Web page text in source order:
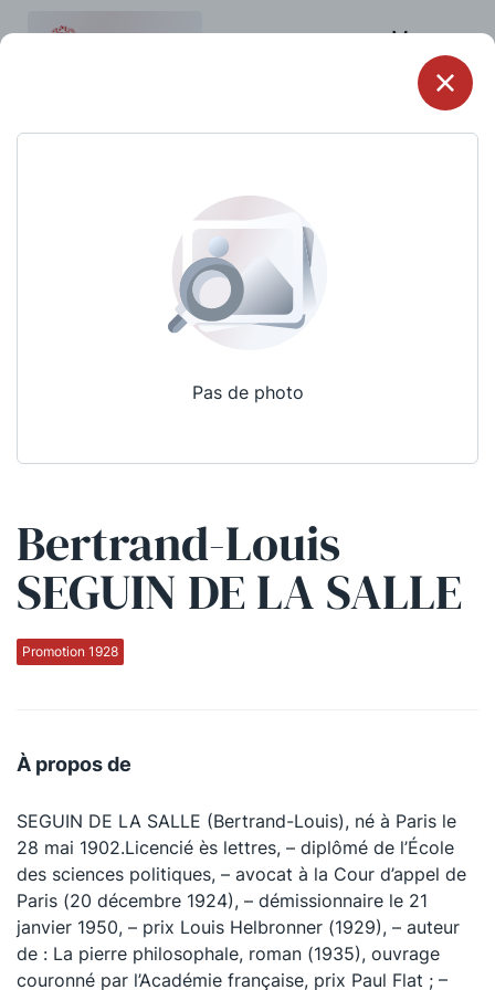
Menu
Pas de photo
Bertrand-Louis
SEGUIN DE LA SALLE
Promotion 1928
À propos de
SEGUIN DE LA SALLE (Bertrand-Louis), né à Paris le
28 mai 1902.Licencié ès lettres, – diplômé de l’École
des sciences politiques, – avocat à la Cour d’appel de
Paris (20 décembre 1924), – démissionnaire le 21
janvier 1950, – prix Louis Helbronner (1929), – auteur
de : La pierre philosophale, roman (1935), ouvrage
couronné par l’Académie française, prix Paul Flat ; –
Qui sommes-nous ?
La Conférence
La défense pénale
Le Concours de la Conférence
La Conférence Berryer
La Petite Conférence